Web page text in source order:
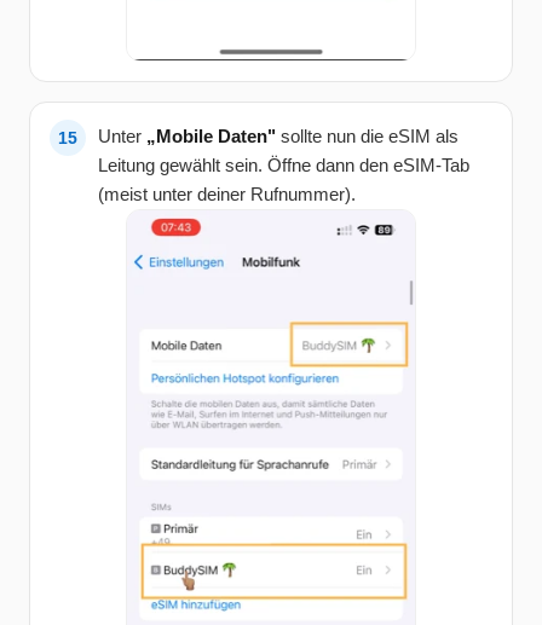
Unter „Mobile Daten" sollte nun die eSIM als
Leitung gewählt sein. Öffne dann den eSIM-Tab
(meist unter deiner Rufnummer).